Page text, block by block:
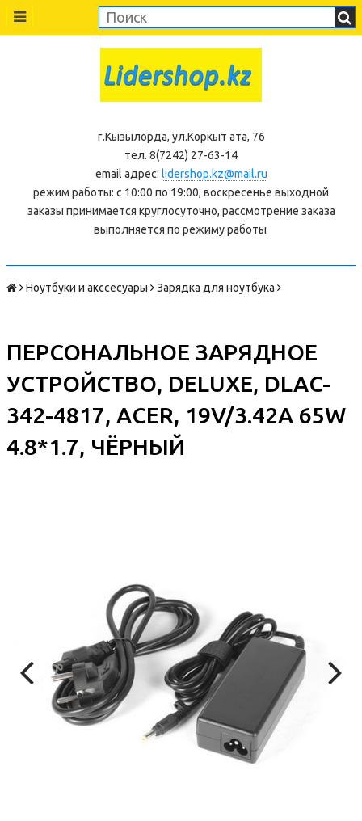
г.Кызылорда, ул.Коркыт ата, 76
тел. 8(7242) 27-63-14
email адрес: lidershop.kz@mail.ru
режим работы: с 10:00 по 19:00, воскресенье выходной
заказы принимается круглосуточно, рассмотрение заказа
выполняется по режиму работы
Ноутбуки и акссесуары Зарядка для ноутбука
ПЕРСОНАЛЬНОЕ ЗАРЯДНОЕ
УСТРОЙСТВО, DELUXE, DLAC-
342-4817, ACER, 19V/3.42A 65W
4.8*1.7, ЧЁРНЫЙ